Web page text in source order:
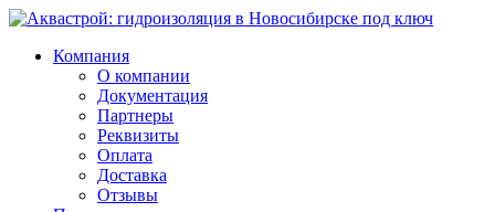
Компания
О компании
Документация
Партнеры
Реквизиты
Оплата
Доставка
Отзывы